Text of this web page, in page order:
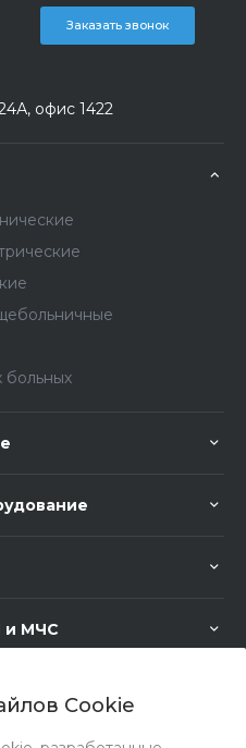
Cookie
Заказать звонок
офис 1422
больных
и МЧС